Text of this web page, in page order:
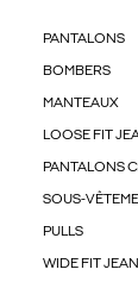
PANTALONS
BOMBERS
MANTEAUX
LOOSE FIT
PANTALONS
SOUS-
PULLS
WIDE FIT